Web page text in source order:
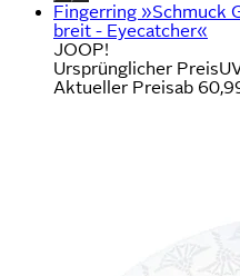
Fingerring »Schmuck
breit - Eyecatcher«
JOOP!
Ursprünglicher Preis
Aktueller Preisab